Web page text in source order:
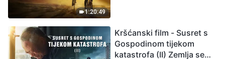
1:20:49
Kršćanski film - Susret s
Gospodinom tijekom
katastrofa (II) Zemlja se